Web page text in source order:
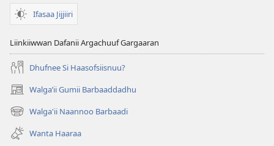
Ifasaa Jijjiiri
Liinkiiwwan Dafanii Argachuuf Gargaaran
Dhufnee Si Haasofsiisnuu?
Walgaʼii Gumii Barbaaddadhu
(opens
new
window)
Walga'ii Naannoo Barbaadi
(opens
new
window)
Wanta Haaraa